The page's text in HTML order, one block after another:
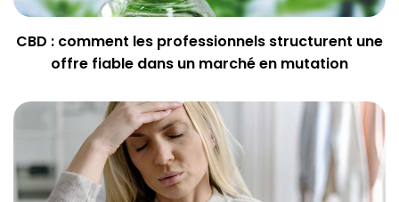
CBD : comment les professionnels structurent une
offre fiable dans un marché en mutation